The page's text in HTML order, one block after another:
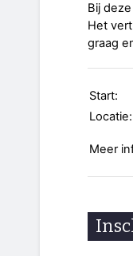
Bij
Het
graag
Start:
Locatie:
Meer